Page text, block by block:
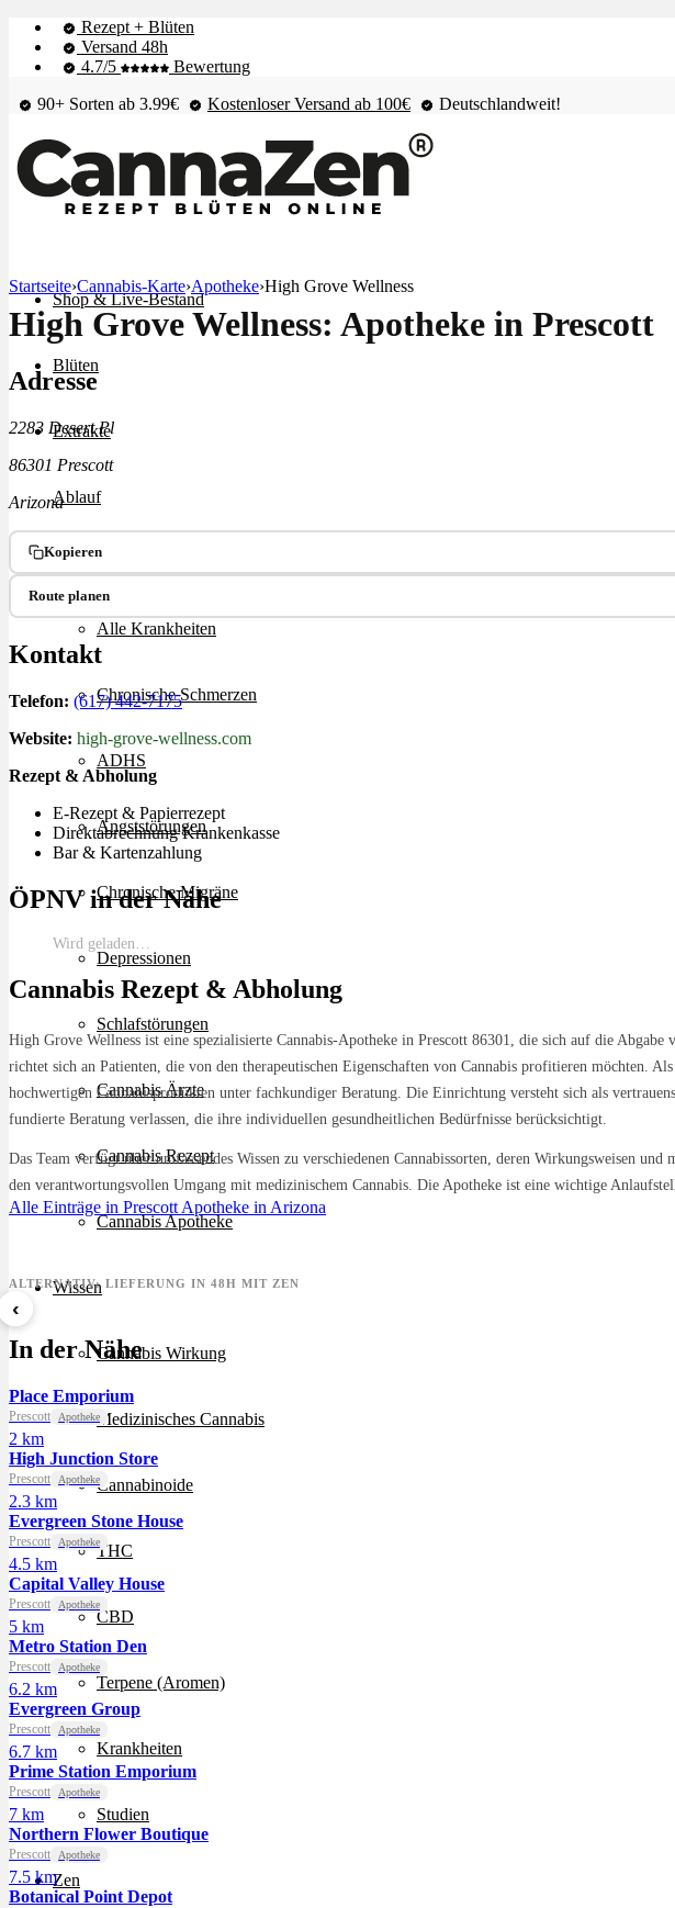
Rezept + Blüten
Versand 48h
4.7/5
Bewertung
90+ Sorten ab 3.99€
Kostenloser Versand ab 100€ Deutschlandweit!
Shop & Live-Bestand
Blüten
Extrakte
Ablauf
Therapien
Alle Krankheiten
Chronische Schmerzen
ADHS
Angststörungen
Chronische Migräne
Depressionen
Schlafstörungen
Cannabis Ärzte
Cannabis Rezept
Cannabis Apotheke
Wissen
Cannabis Wirkung
Medizinisches Cannabis
Cannabinoide
THC
CBD
Terpene (Aromen)
Krankheiten
Studien
Zen
Startseite›Cannabis-Karte›Apotheke›High Grove Wellness
High Grove Wellness: Apotheke in Prescott
Adresse
2283 Desert Pl
86301 Prescott
Arizona
Kopieren
Route planen
Kontakt
Telefon: (617) 442-7175
Website: high-grove-wellness.com
Rezept & Abholung
E-Rezept & Papierrezept
Direktabrechnung Krankenkasse
Bar & Kartenzahlung
ÖPNV in der Nähe
Wird geladen…
Cannabis Rezept & Abholung
High Grove Wellness ist eine spezialisierte Cannabis-Apotheke in Prescott 86301, die sich auf die
richtet sich an Patienten, die von den therapeutischen Eigenschaften von Cannabis profitieren möchten.
hochwertigen Cannabisprodukten unter fachkundiger Beratung. Die Einrichtung versteht sich als
fundierte Beratung verlassen, die ihre individuellen gesundheitlichen Bedürfnisse berücksichtigt.
Das Team verfügt über umfassendes Wissen zu verschiedenen Cannabissorten, deren Wirkungsweisen
den verantwortungsvollen Umgang mit medizinischem Cannabis. Die Apotheke ist eine wichtige
Alle Einträge in Prescott Apotheke in Arizona
ALTERNATIV: LIEFERUNG IN 48H MIT ZEN
‹
Sour Mintz Haze
ab 5,99 €/g
In der Nähe
Place Emporium
Prescott Apotheke
2 km
High Junction Store
Prescott Apotheke
2.3 km
Evergreen Stone House
Prescott Apotheke
4.5 km
Capital Valley House
Prescott Apotheke
5 km
Metro Station Den
Prescott Apotheke
6.2 km
Evergreen Group
Prescott Apotheke
6.7 km
Prime Station Emporium
Prescott Apotheke
7 km
Northern Flower Boutique
Prescott Apotheke
7.5 km
Botanical Point Depot